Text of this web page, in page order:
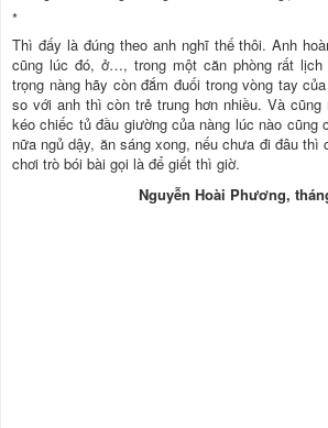
*
Thì đấy là đúng theo anh nghĩ thế thôi. Anh
cũng lúc đó, ở…, trong một căn phòng rất
trọng nàng hãy còn đắm đuối trong vòng tay
so với anh thì còn trẻ trung hơn nhiều. Và cũng
kéo chiếc tủ đầu giường của nàng lúc nào cũng
nữa ngủ dậy, ăn sáng xong, nếu chưa đi đâu thì
chơi trò bói bài gọi là để giết thì giờ.
Nguyễn Hoài Phương,